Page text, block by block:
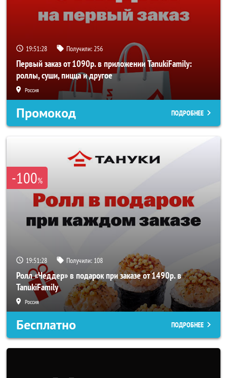
19:51:28 Получили:256
Первый заказ от 1090р. в приложении TanukiFamily:
роллы, суши, пицца и другое
Россия
Промокод ПОДРОБНЕЕ
-100%
19:51:28 Получили: 108
Ролл «Чеддер» в подарок при заказе от 1490р. в
TanukiFamily
Россия
Бесплатно ПОДРОБНЕЕ